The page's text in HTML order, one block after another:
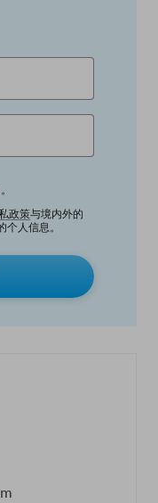
。
政策与境内外的
人信息。